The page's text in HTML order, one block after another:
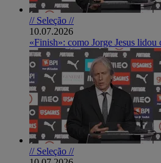
// Seleção //
10.07.2026
«Finish»: como Jorge Jesus
// Seleção //